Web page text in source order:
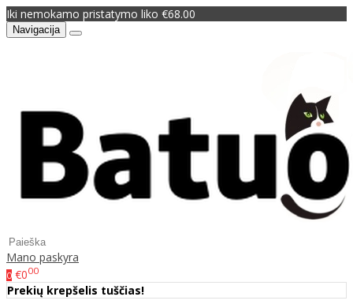
Iki nemokamo pristatymo liko €68.00
Navigacija
Mano paskyra
0 €000
Prekių krepšelis tuščias!